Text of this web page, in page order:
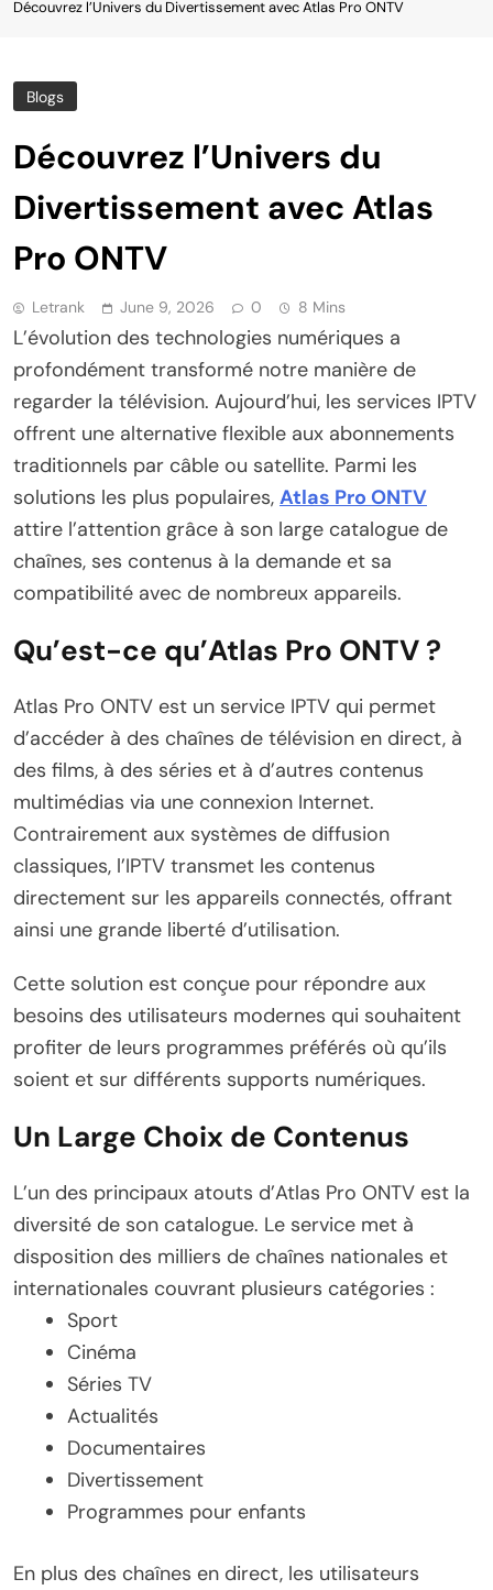
Découvrez l’Univers du Divertissement avec Atlas Pro ONTV
Blogs
Découvrez l’Univers du
Divertissement avec Atlas
Pro ONTV
Letrank June 9, 2026 0 8 Mins
L’évolution des technologies numériques a
profondément transformé notre manière de
regarder la télévision. Aujourd’hui, les services IPTV
offrent une alternative flexible aux abonnements
traditionnels par câble ou satellite. Parmi les
solutions les plus populaires, Atlas Pro ONTV
attire l’attention grâce à son large catalogue de
chaînes, ses contenus à la demande et sa
compatibilité avec de nombreux appareils.
Qu’est-ce qu’Atlas Pro ONTV ?
Atlas Pro ONTV est un service IPTV qui permet
d’accéder à des chaînes de télévision en direct, à
des films, à des séries et à d’autres contenus
multimédias via une connexion Internet.
Contrairement aux systèmes de diffusion
classiques, l’IPTV transmet les contenus
directement sur les appareils connectés, offrant
ainsi une grande liberté d’utilisation.
Cette solution est conçue pour répondre aux
besoins des utilisateurs modernes qui souhaitent
profiter de leurs programmes préférés où qu’ils
soient et sur différents supports numériques.
Un Large Choix de Contenus
L’un des principaux atouts d’Atlas Pro ONTV est la
diversité de son catalogue. Le service met à
disposition des milliers de chaînes nationales et
internationales couvrant plusieurs catégories :
Sport
Cinéma
Séries TV
Actualités
Documentaires
Divertissement
Programmes pour enfants
En plus des chaînes en direct, les utilisateurs